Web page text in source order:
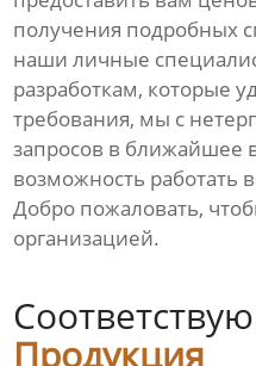
получения подробных
наши личные
разработкам, которые
требования, мы с
запросов в ближайшее
возможность работать
Добро пожаловать,
организацией.
Продукция